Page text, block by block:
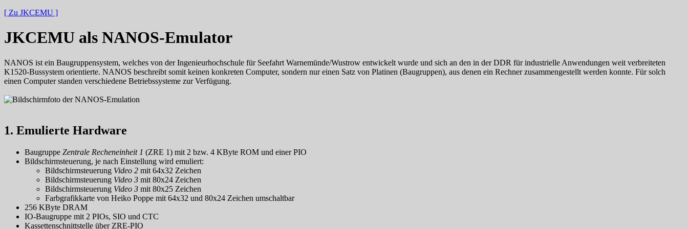
[ Zu JKCEMU ]
JKCEMU als NANOS-Emulator
NANOS ist ein Baugruppensystem, welches von der Ingenieurhochschule für Seefahrt Warnemünde/Wustrow entwickelt wurde und sich an den in der DDR für industrielle Anwendungen weit verbreiteten
K1520-Bussystem orientierte. NANOS beschreibt somit keinen konkreten Computer, sondern nur einen Satz von Platinen (Baugruppen), aus denen ein Rechner zusammengestellt werden konnte. Für solch
einen Computer standen verschiedene Betriebssysteme zur Verfügung.
1. Emulierte Hardware
Baugruppe Zentrale Recheneinheit 1 (ZRE 1) mit 2 bzw. 4 KByte ROM und einer PIO
Bildschirmsteuerung, je nach Einstellung wird emuliert:
Bildschirmsteuerung Video 2 mit 64x32 Zeichen
Bildschirmsteuerung Video 3 mit 80x24 Zeichen
Bildschirmsteuerung Video 3 mit 80x25 Zeichen
Farbgrafikkarte von Heiko Poppe mit 64x32 und 80x24 Zeichen umschaltbar
256 KByte DRAM
IO-Baugruppe mit 2 PIOs, SIO und CTC
Kassettenschnittstelle über ZRE-PIO